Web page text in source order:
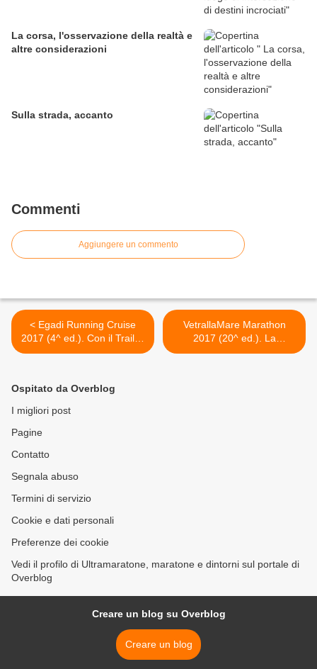
La corsa, l'osservazione della realtà e
altre considerazioni
Sulla strada, accanto
Commenti
Aggiungere un commento
< Egadi Running Cruise
2017 (4^ ed.). Con il Trail di
Marettimo l'Ecotrail Sicilia
VetrallaMare Marathon
2017 (20^ ed.). La
VetrallaMare è una
Ospitato da Overblog
I migliori post
Pagine
Contatto
Segnala abuso
Termini di servizio
Cookie e dati personali
Preferenze dei cookie
Vedi il profilo di Ultramaratone, maratone e dintorni sul portale di
Overblog
Creare un blog su Overblog
Creare un blog